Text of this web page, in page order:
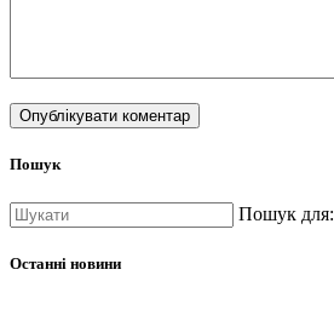
Пошук
Пошук для:
Останні новини